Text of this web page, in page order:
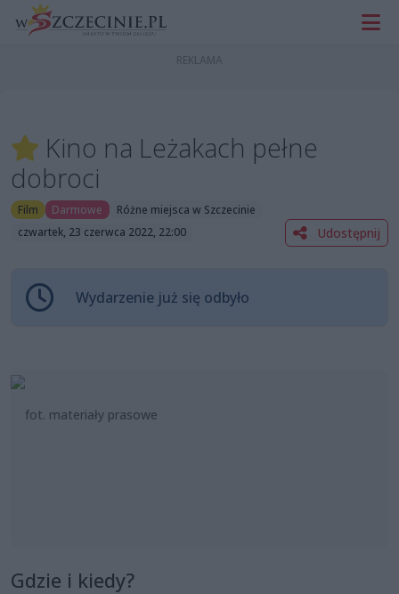
Kino na Leżakach pełne
dobroci
Film Darmowe
Różne miejsca w Szczecinie
czwartek, 23 czerwca 2022, 22:00
Udostępnij
Wydarzenie już się odbyło
fot. materiały prasowe
Gdzie i kiedy?